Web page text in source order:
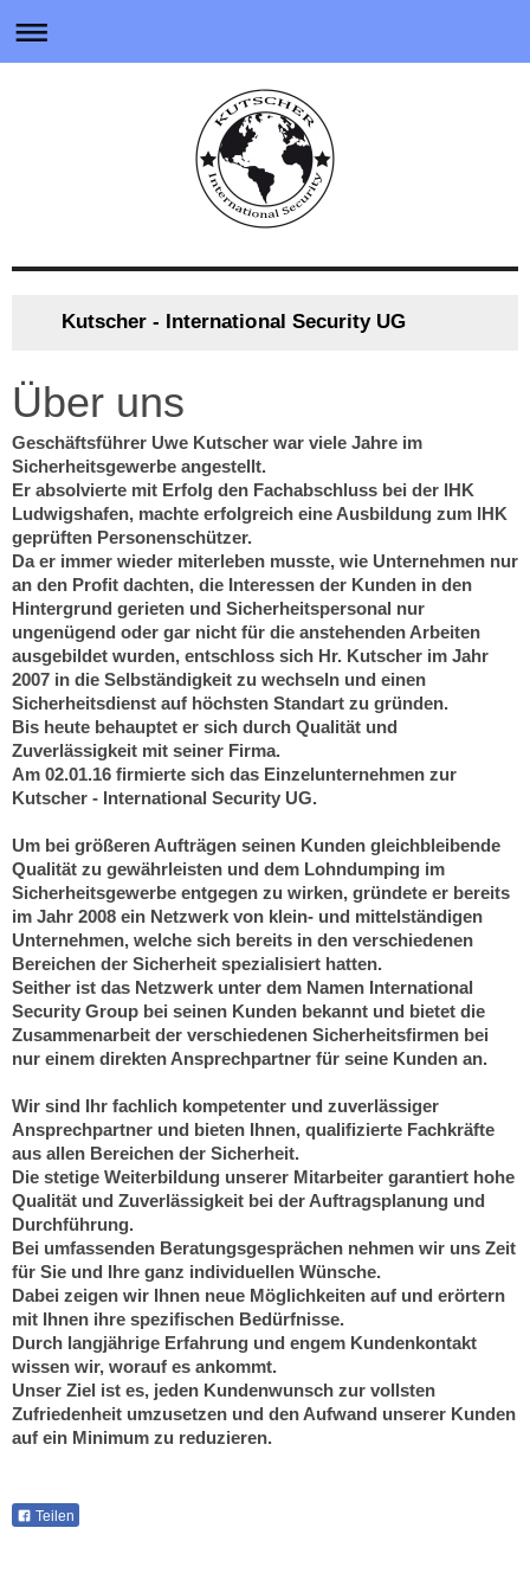
Kutscher - International Security UG
Über uns
Geschäftsführer Uwe Kutscher war viele Jahre im
Sicherheitsgewerbe angestellt.
Er absolvierte mit Erfolg den Fachabschluss bei der IHK
Ludwigshafen, machte erfolgreich eine Ausbildung zum IHK
geprüften Personenschützer.
Da er immer wieder miterleben musste, wie Unternehmen nur
an den Profit dachten, die Interessen der Kunden in den
Hintergrund gerieten und Sicherheitspersonal nur
ungenügend oder gar nicht für die anstehenden Arbeiten
ausgebildet wurden, entschloss sich Hr. Kutscher im Jahr
2007 in die Selbständigkeit zu wechseln und einen
Sicherheitsdienst auf höchsten Standart zu gründen.
Bis heute behauptet er sich durch Qualität und
Zuverlässigkeit mit seiner Firma.
Am 02.01.16 firmierte sich das Einzelunternehmen zur
Kutscher - International Security UG.
Um bei größeren Aufträgen seinen Kunden gleichbleibende
Qualität zu gewährleisten und dem Lohndumping im
Sicherheitsgewerbe entgegen zu wirken, gründete er bereits
im Jahr 2008 ein Netzwerk von klein- und mittelständigen
Unternehmen, welche sich bereits in den verschiedenen
Bereichen der Sicherheit spezialisiert hatten.
Seither ist das Netzwerk unter dem Namen International
Security Group bei seinen Kunden bekannt und bietet die
Zusammenarbeit der verschiedenen Sicherheitsfirmen bei
nur einem direkten Ansprechpartner für seine Kunden an.
Wir sind Ihr fachlich kompetenter und zuverlässiger
Ansprechpartner und bieten Ihnen, qualifizierte Fachkräfte
aus allen Bereichen der Sicherheit.
Die stetige Weiterbildung unserer Mitarbeiter garantiert hohe
Qualität und Zuverlässigkeit bei der Auftragsplanung und
Durchführung.
Bei umfassenden Beratungsgesprächen nehmen wir uns Zeit
für Sie und Ihre ganz individuellen Wünsche.
Dabei zeigen wir Ihnen neue Möglichkeiten auf und erörtern
mit Ihnen ihre spezifischen Bedürfnisse.
Durch langjährige Erfahrung und engem Kundenkontakt
wissen wir, worauf es ankommt.
Unser Ziel ist es, jeden Kundenwunsch zur vollsten
Zufriedenheit umzusetzen und den Aufwand unserer Kunden
auf ein Minimum zu reduzieren.
Teilen